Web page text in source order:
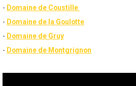
- Domaine de Coustille
- Domaine de la Goulotte
- Domaine de Gruy
- Domaine de Montgrignon